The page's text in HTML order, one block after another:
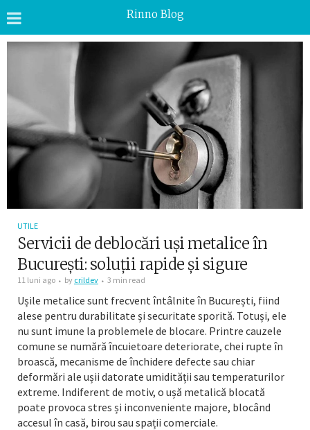
Rinno Blog
UTILE
Servicii de deblocări uși metalice în
București: soluții rapide și sigure
11 luni ago by crildev 3 min read
Ușile metalice sunt frecvent întâlnite în București, fiind
alese pentru durabilitate și securitate sporită. Totuși, ele
nu sunt imune la problemele de blocare. Printre cauzele
comune se numără încuietoare deteriorate, chei rupte în
broască, mecanisme de închidere defecte sau chiar
deformări ale ușii datorate umidității sau temperaturilor
extreme. Indiferent de motiv, o ușă metalică blocată
poate provoca stres și inconveniente majore, blocând
accesul în casă, birou sau spații comerciale.